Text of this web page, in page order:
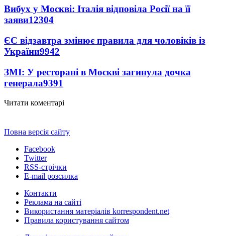
Вибух у Москві: Італія відповіла Росії на її
заяви12304
ЄС відзавтра змінює правила для чоловіків із
України9942
ЗМІ: У ресторані в Москві загинула дочка
генерала9391
Читати коментарі
Повна версія сайту
Facebook
Twitter
RSS-стрічки
E-mail розсилка
Контакти
Реклама на сайті
Використання матеріалів korrespondent.net
Правила користування сайтом